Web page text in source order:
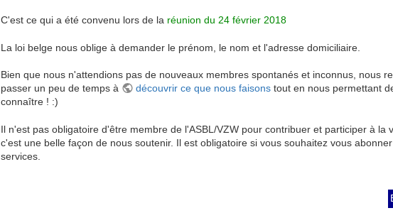
C'est ce qui a été convenu lors de la réunion du 24 février 2018
La loi belge nous oblige à demander le prénom, le nom et l'adresse domiciliaire.
Bien que nous n'attendions pas de nouveaux membres spontanés et inconnus, nous
passer un peu de temps à
découvrir ce que nous faisonstout en nous permettant
connaître ! :)
Il n'est pas obligatoire d'être membre de l'ASBL/VZW pour contribuer et participer à la
c'est une belle façon de nous soutenir. Il est obligatoire si vous souhaitez vous
services.